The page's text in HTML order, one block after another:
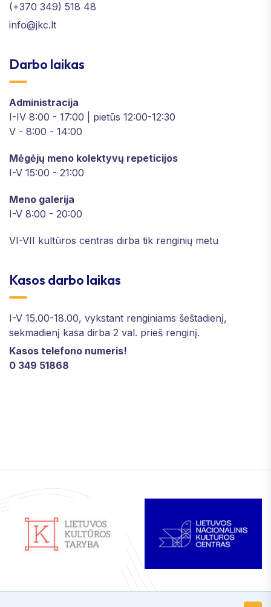
(+370 349) 518 48
info@jkc.lt
Darbo laikas
Administracija
I-IV 8:00 - 17:00 | pietūs 12:00-12:30
V - 8:00 - 14:00
Mėgėjų meno kolektyvų repeticijos
I-V 15:00 - 21:00
Meno galerija
I-V 8:00 - 20:00
VI-VII kultūros centras dirba tik renginių metu
Kasos darbo laikas
I-V 15.00-18.00, vykstant renginiams šeštadienį,
sekmadienį kasa dirba 2 val. prieš renginį.
Kasos telefono numeris!
0 349 51868